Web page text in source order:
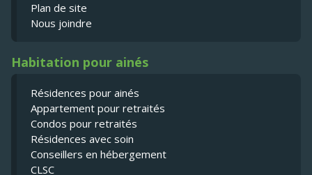
Plan de site
Nous joindre
Habitation pour ainés
Résidences pour ainés
Appartement pour retraités
Condos pour retraités
Résidences avec soin
Conseillers en hébergement
CLSC